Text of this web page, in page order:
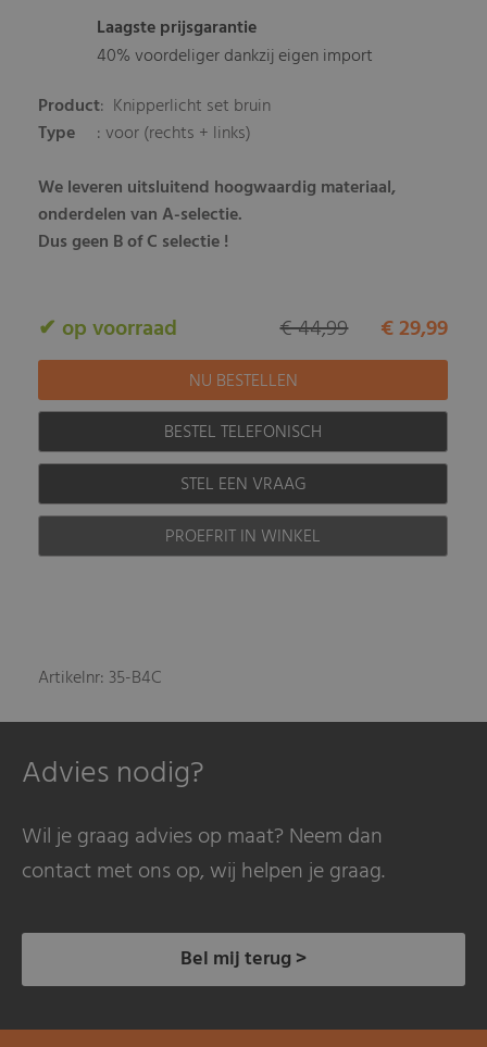
Laagste prijsgarantie
40% voordeliger dankzij eigen import
Product: Knipperlicht set bruin
Type : voor (rechts + links)
We leveren uitsluitend hoogwaardig materiaal,
onderdelen van A-selectie.
Dus geen B of C selectie !
✔ op voorraad € 29,99
€ 44,99
BESTEL TELEFONISCH
STEL EEN VRAAG
PROEFRIT IN WINKEL
Artikelnr: 35-B4C
Advies nodig?
Wil je graag advies op maat? Neem dan
contact met ons op, wij helpen je graag.
Bel mij terug >